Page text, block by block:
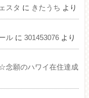
スタ に きたうち より
ル に 301453076 より
念願のハワイ在住達成